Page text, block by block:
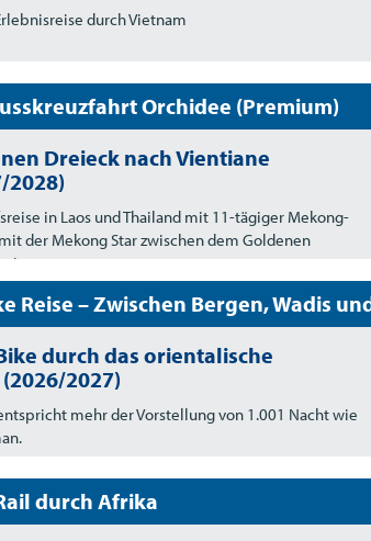
durch Vietnam
Orchidee (Premium)
Dreieck nach Vientiane
2028)
in Laos und Thailand mit 11-tägiger Mekong-
der Mekong Star zwischen dem Goldenen
Reise – Zwischen Bergen, Wadis
durch das orientalische
2027)
mehr der Vorstellung von 1.001 Nacht wie
durch Afrika